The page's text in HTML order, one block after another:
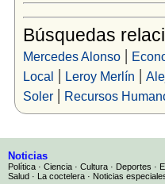
Búsquedas
Mercedes Alonso|
Local | Leroy Merlín |
Soler| Recursos
Noticias
Política · Ciencia · Cultura · Deportes ·
Salud · La coctelera · Noticias